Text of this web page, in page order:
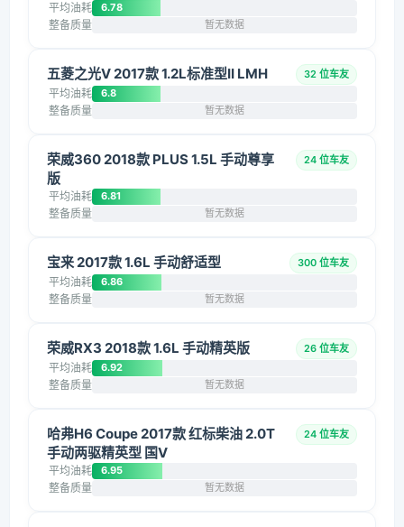
平均油耗 6.78
整备质量 暂无数据
五菱之光V 2017款 1.2L标准型II LMH 32 位车友
平均油耗 6.8
整备质量 暂无数据
荣威360 2018款 PLUS 1.5L 手动尊享
版
24 位车友
平均油耗 6.81
整备质量 暂无数据
宝来 2017款 1.6L 手动舒适型 300 位车友
平均油耗 6.86
整备质量 暂无数据
荣威RX3 2018款 1.6L 手动精英版 26 位车友
平均油耗 6.92
整备质量 暂无数据
哈弗H6 Coupe 2017款 红标柴油 2.0T
手动两驱精英型 国V
24 位车友
平均油耗 6.95
整备质量 暂无数据